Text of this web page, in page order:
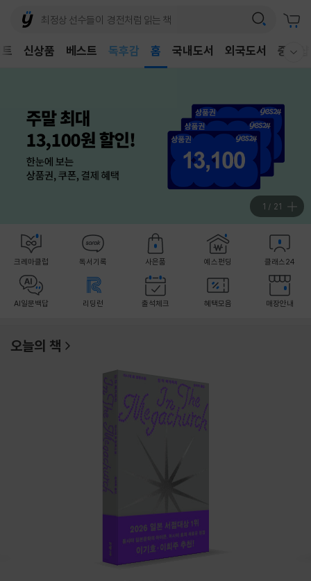
신상품 베스트
독후감
홈 국내도서 외국도서 중고샵
2 / 21
크레마클럽 독서기록 사은품 예스펀딩 클래스24
AI일문백답 리딩런 출석체크 혜택모음 매장안내
오늘의 책